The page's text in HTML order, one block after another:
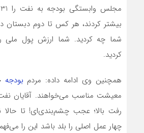
بیشتر کردند، هر کس تا دوم دبستان
کردید.
همچنین وی ادامه داده: مردم بودجه
معیشت مناسب می‌خواهند. آقایان
رفت بالا؛ عجب چشم‌بندی‌ای! تا حالا
چهار عمل اصلی را بلد باشد این را